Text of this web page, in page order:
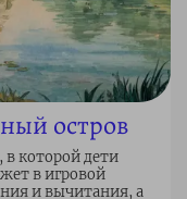
остров
в которой дети
в игровой
и вычитания, а